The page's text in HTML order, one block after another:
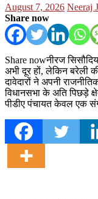
Posted
on
August 7, 2026 Author
Neeraj
Share now
Share nowनीरज
अभी दूर हों, लेकिन बरेली
दावेदारों ने अपनी
विधानसभा के अति पिछड़े
पीडीए पंचायत केवल एक